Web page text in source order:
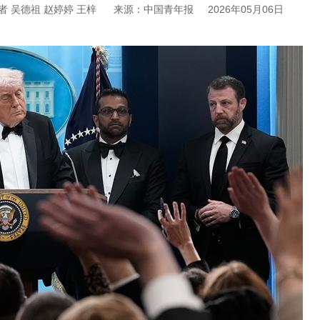
吴德祖 赵婷婷 王梓 来源：中国青年报 2026年05月06日